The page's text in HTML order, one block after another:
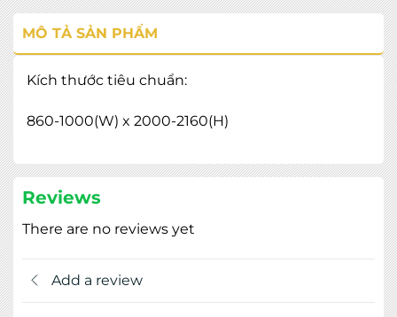
MÔ TẢ SẢN PHẨM
Kích thước tiêu chuẩn:
860-1000(W) x 2000-2160(H)
Reviews
There are no reviews yet
Add a review